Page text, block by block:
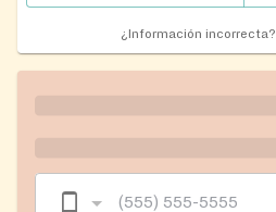
¿Información incorrecta?